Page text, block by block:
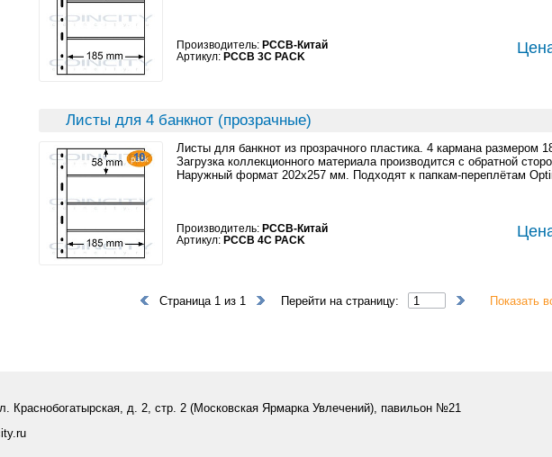
Производитель: PCCB-Китай
Артикул: PCCB 3C PACK
Листы для 4 банкнот (прозрачные)
Листы для банкнот из прозрачного пластика. 4 кармана размером
Загрузка коллекционного материала производится с обратной
Наружный формат 202x257 мм. Подходят к папкам-переплётам
Производитель: PCCB-Китай
Артикул: PCCB 4C PACK
Страница 1 из 1 Перейти на страницу: Показать
Краснобогатырская, д. 2, стр. 2 (Московская Ярмарка Увлечений), павильон №21